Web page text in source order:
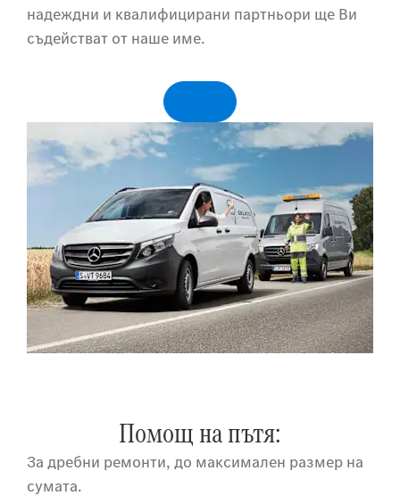
надеждни и квалифицирани партньори ще Ви
съдействат от наше име.
Помощ на пътя:
За дребни ремонти, до максимален размер на
сумата.